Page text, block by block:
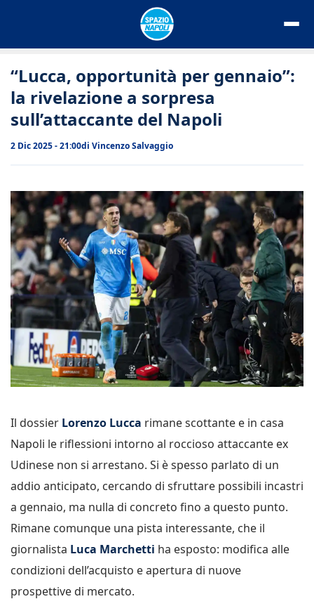
“Lucca, opportunità per gennaio”:
la rivelazione a sorpresa
sull’attaccante del Napoli
2 Dic 2025 - 21:00di Vincenzo Salvaggio
Il dossier Lorenzo Lucca rimane scottante e in casa
Napoli le riflessioni intorno al roccioso attaccante ex
Udinese non si arrestano. Si è spesso parlato di un
addio anticipato, cercando di sfruttare possibili incastri
a gennaio, ma nulla di concreto fino a questo punto.
Rimane comunque una pista interessante, che il
giornalista Luca Marchetti ha esposto: modifica alle
condizioni dell’acquisto e apertura di nuove
prospettive di mercato.